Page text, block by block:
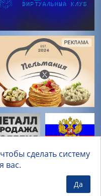
сделать систему
вас.
Да